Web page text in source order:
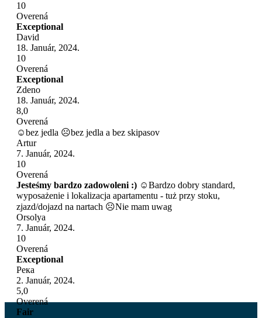
10
Overená
Exceptional
David
18. Január, 2024.
10
Overená
Exceptional
Zdeno
18. Január, 2024.
8,0
Overená
☺bez jedla ☹bez jedla a bez skipasov
Artur
7. Január, 2024.
10
Overená
Jesteśmy bardzo zadowoleni :) ☺Bardzo dobry standard,
wyposażenie i lokalizacja apartamentu - tuż przy stoku,
zjazd/dojazd na nartach ☹Nie mam uwag
Orsolya
7. Január, 2024.
10
Overená
Exceptional
Река
2. Január, 2024.
5,0
Overená
Fair